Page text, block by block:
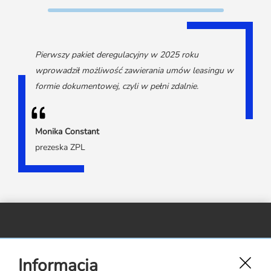
Partnerzy ZPL
Materiały do pobrania
Klauzule informacyjne
Informacja
Pierwszy pakiet deregulacyjny w 2025 roku
wprowadził możliwość zawierania umów leasingu w
formie dokumentowej, czyli w pełni zdalnie.
Monika Constant
prezeska ZPL